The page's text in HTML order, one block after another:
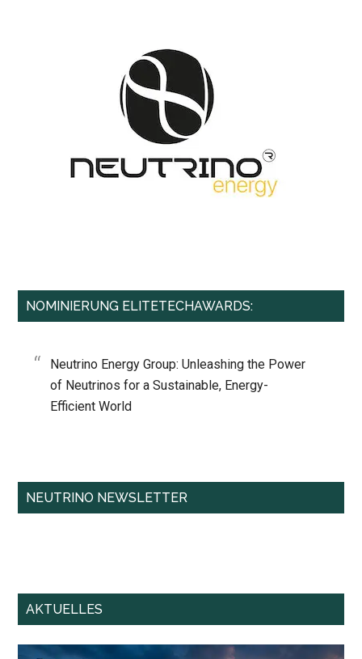
NOMINIERUNG ELITETECHAWARDS:
Neutrino Energy Group: Unleashing the Power
of Neutrinos for a Sustainable, Energy-
Efficient World
NEUTRINO NEWSLETTER
AKTUELLES